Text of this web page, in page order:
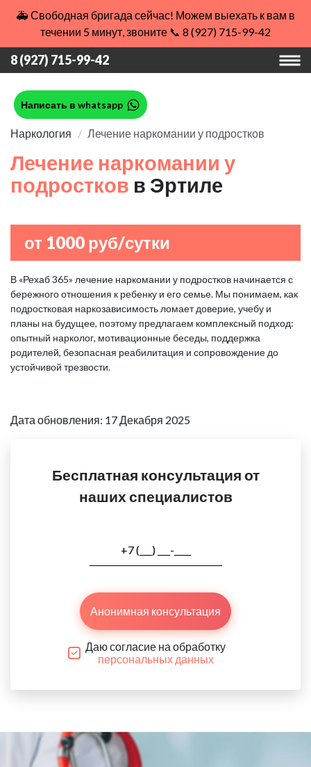
🚑 Свободная бригада сейчас! Можем выехать к вам в
течении 5 минут, звоните 📞 8 (927) 715-99-42
8 (927) 715-99-42
Написать в whatsapp
Наркология Лечение наркомании у подростков
Лечение наркомании у
подростков в Эртиле
от 1000 руб/сутки
В «Рехаб 365» лечение наркомании у подростков начинается с
бережного отношения к ребенку и его семье. Мы понимаем, как
подростковая наркозависимость ломает доверие, учебу и
планы на будущее, поэтому предлагаем комплексный подход:
опытный нарколог, мотивационные беседы, поддержка
родителей, безопасная реабилитация и сопровождение до
устойчивой трезвости.
Дата обновления: 17 Декабря 2025
Бесплатная консультация от
наших специалистов
Анонимная консультация
Даю согласие на обработку
персональных данных